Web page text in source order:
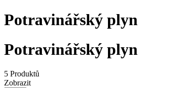
Potravinářský plyn
Potravinářský plyn
5 Produktů
Zobrazit